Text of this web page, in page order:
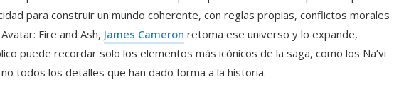
para construir un mundo coherente, con reglas propias, conflictos morales
Fire and Ash, James Cameron retoma ese universo y lo expande,
puede recordar solo los elementos más icónicos de la saga, como los Na’vi
todos los detalles que han dado forma a la historia.